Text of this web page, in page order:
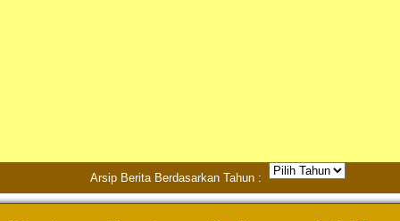
Arsip Berita Berdasarkan Tahun :